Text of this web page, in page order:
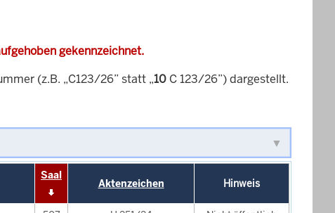
gekennzeichnet.
(z.B. „C123/26” statt „10 C 123/26”) dargestellt.
Saal
Aktenzeichen Hinweis